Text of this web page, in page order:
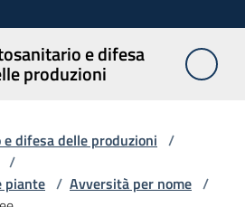
e difesa
produzioni
difesa delle produzioni /
/
piante / Avversità per nome /